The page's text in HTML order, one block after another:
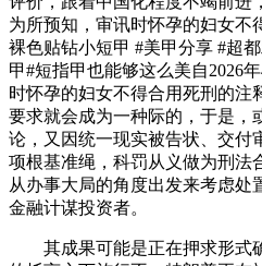
为所预知，审讯时怀孕的妇女不
裸色贴钻小短甲 #美甲分享 #超
甲#短指甲也能够这么美自2026
时怀孕的妇女不得合用死刑的注
要求就会成为一种际的，于是，
论，又因统一现实被告状、交付
项根基准绳，科罚从义做为刑法
从办事大局的角度出发来考虑处
金融计谋投资者。
其成果可能是正在押求形式